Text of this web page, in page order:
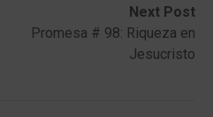
Next Post
Promesa # 98: Riqueza en
Jesucristo